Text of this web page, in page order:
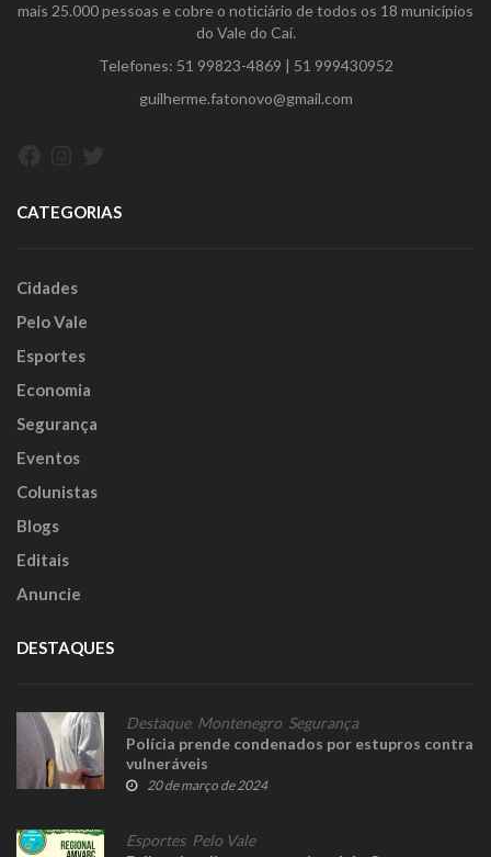
mais 25.000 pessoas e cobre o noticiário de todos os 18 municípios
do Vale do Caí.
Telefones: 51 99823-4869 | 51 999430952
guilherme.fatonovo@gmail.com
CATEGORIAS
Cidades
Pelo Vale
Esportes
Economia
Segurança
Eventos
Colunistas
Blogs
Editais
Anuncie
DESTAQUES
Destaque, Montenegro Segurança
Polícia prende condenados por estupros contra
vulneráveis
20 de março de 2024
Esportes, Pelo Vale